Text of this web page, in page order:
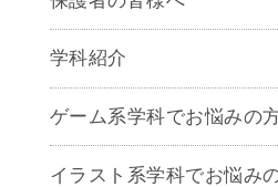
学科紹介
ゲームクリエイター学科
CG学科
アニメーション学科
ゲーム系学科でお悩みの
イラスト系学科でお悩み